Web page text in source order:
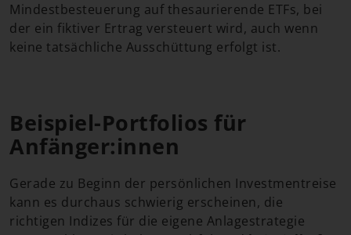
Mindestbesteuerung auf thesaurierende ETFs, bei
der ein fiktiver Ertrag versteuert wird, auch wenn
keine tatsächliche Ausschüttung erfolgt ist.
Beispiel-Portfolios für
Anfänger:innen
Gerade zu Beginn der persönlichen Investmentreise
kann es durchaus schwierig erscheinen, die
richtigen Indizes für die eigene Anlagestrategie